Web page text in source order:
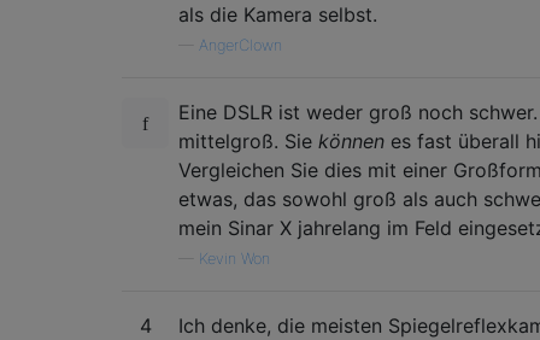
als die Kamera selbst.
AngerClown
Eine DSLR ist weder groß noch
mittelgroß. Sie können es fast überall
Vergleichen Sie dies mit einer
etwas, das sowohl groß als auch
mein Sinar X jahrelang im Feld
Kevin Won
4
Ich denke, die meisten